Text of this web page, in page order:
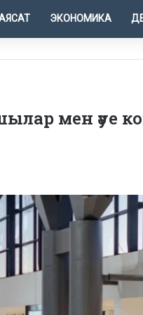
ЭКОНОМИКА
мен әуе